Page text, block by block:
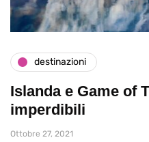
destinazioni
Islanda e Game of
imperdibili
Ottobre 27, 2021